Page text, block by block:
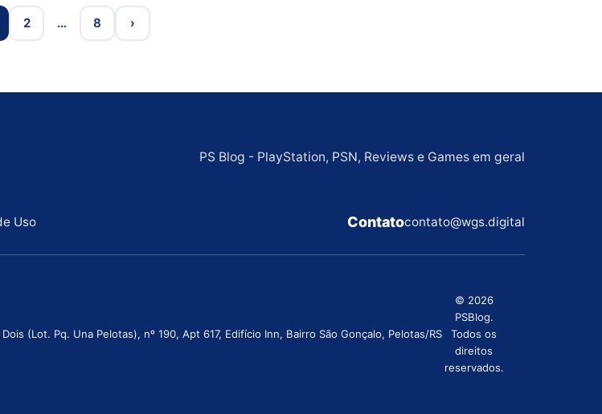
2 … 8 ›
PS Blog - PlayStation, PSN, Reviews e Games em geral
Uso Contatocontato@wgs.digital
(Lot. Pq. Una Pelotas), nº 190, Apt 617, Edifício Inn, Bairro São Gonçalo, Pelotas/RS
© 2026
PSBlog.
Todos os
direitos
reservados.